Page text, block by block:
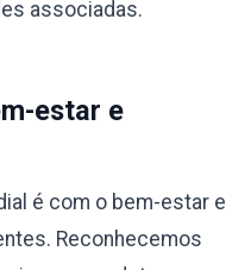
associadas.
estar e
é com o bem-estar e
Reconhecemos